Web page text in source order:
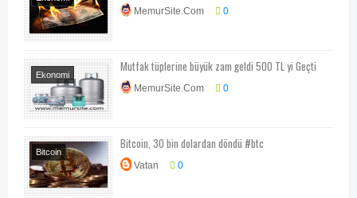
Ekonomi-Piyasa-
Kampanya
MemurSite.Com 0
Ekonomi
Ekonomi-Piyasa-
Kampanya
Fiyat
Mutfak tüplerine büyük zam geldi 500 TL yi Geçti
MemurSite.Com 0
Bitcoin
Bitcoin, 30 bin dolardan döndü #btc
Vatan 0